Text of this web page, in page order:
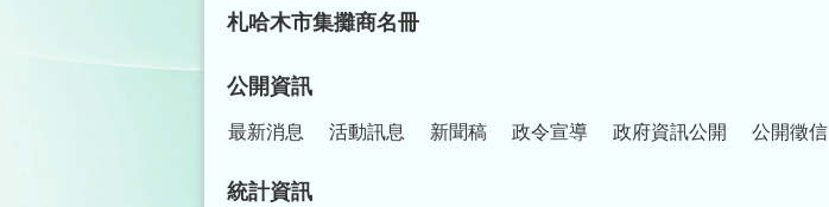
札哈木市集攤商名冊
公開資訊
最新消息 活動訊息 新聞稿 政令宣導 政府資訊公開 公開徵信
統計資訊